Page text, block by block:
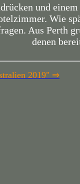
und
Wie
Aus Perth
denen
2019" ⇒